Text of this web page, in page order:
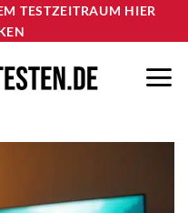
TESTZEITRAUM HIER